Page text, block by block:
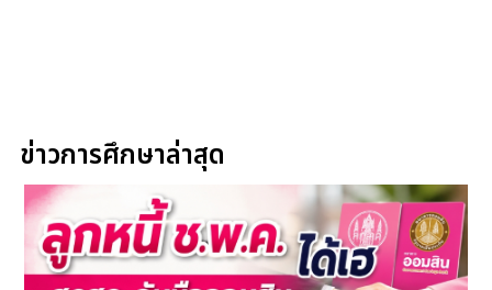
ข่าวการศึกษาล่าสุด